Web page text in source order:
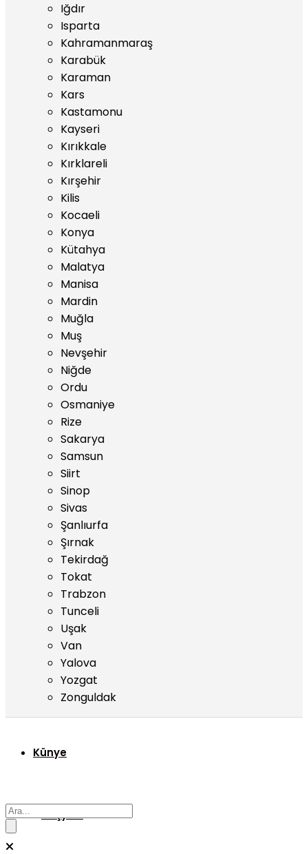
Iğdır
Isparta
Kahramanmaraş
Karabük
Karaman
Kars
Kastamonu
Kayseri
Kırıkkale
Kırklareli
Kırşehir
Kilis
Kocaeli
Konya
Kütahya
Malatya
Manisa
Mardin
Muğla
Muş
Nevşehir
Niğde
Ordu
Osmaniye
Rize
Sakarya
Samsun
Siirt
Sinop
Sivas
Şanlıurfa
Şırnak
Tekirdağ
Tokat
Trabzon
Tunceli
Uşak
Van
Yalova
Yozgat
Zonguldak
Künye
Başyazı